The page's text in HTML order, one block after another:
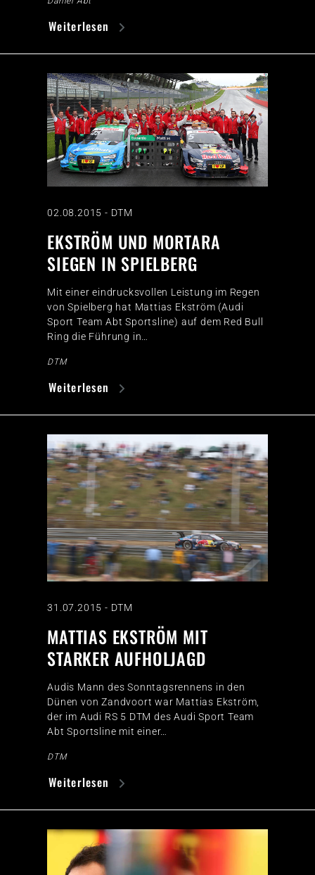
Weiterlesen
02.08.2015 - DTM
EKSTRÖM UND MORTARA
SIEGEN IN SPIELBERG
Mit einer eindrucksvollen Leistung im Regen
von Spielberg hat Mattias Ekström (Audi
Sport Team Abt Sportsline) auf dem Red Bull
Ring die Führung in…
DTM
Weiterlesen
31.07.2015 - DTM
MATTIAS EKSTRÖM MIT
STARKER AUFHOLJAGD
Audis Mann des Sonntagsrennens in den
Dünen von Zandvoort war Mattias Ekström,
der im Audi RS 5 DTM des Audi Sport Team
Abt Sportsline mit einer…
DTM
Weiterlesen